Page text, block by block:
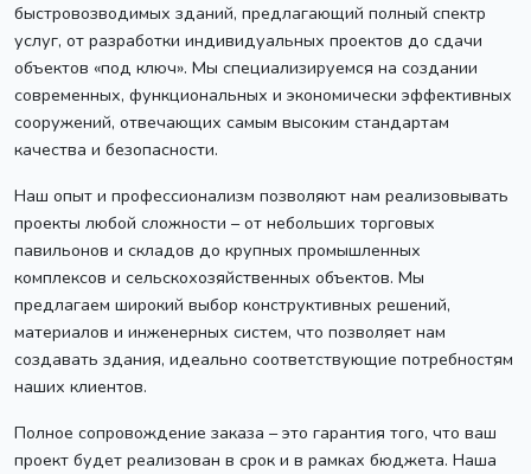
быстровозводимых зданий, предлагающий полный спектр
услуг, от разработки индивидуальных проектов до сдачи
объектов «под ключ». Мы специализируемся на создании
современных, функциональных и экономически эффективных
сооружений, отвечающих самым высоким стандартам
качества и безопасности.
Наш опыт и профессионализм позволяют нам реализовывать
проекты любой сложности – от небольших торговых
павильонов и складов до крупных промышленных
комплексов и сельскохозяйственных объектов. Мы
предлагаем широкий выбор конструктивных решений,
материалов и инженерных систем, что позволяет нам
создавать здания, идеально соответствующие потребностям
наших клиентов.
Полное сопровождение заказа – это гарантия того, что ваш
проект будет реализован в срок и в рамках бюджета. Наша